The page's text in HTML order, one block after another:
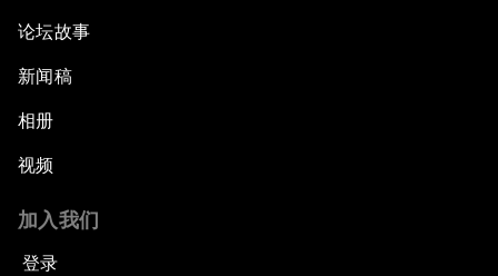
论坛故事
新闻稿
相册
视频
加入我们
登录